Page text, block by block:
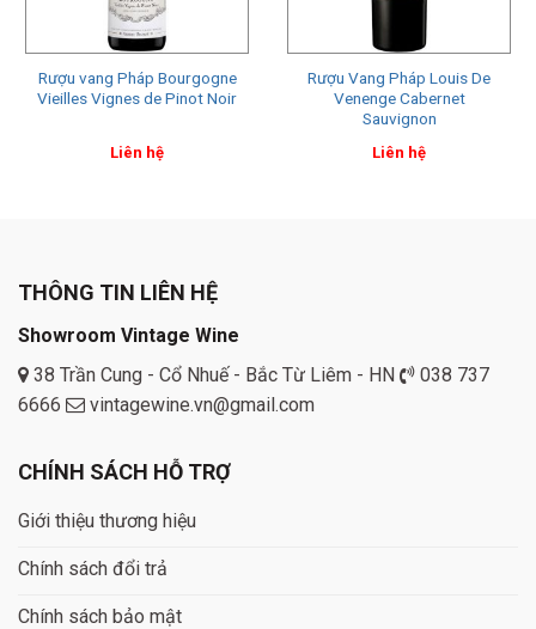
Rượu vang Pháp Bourgogne
Vieilles Vignes de Pinot Noir
Liên hệ
Rượu Vang Pháp Louis De
Venenge Cabernet
Sauvignon
Liên hệ
THÔNG TIN LIÊN HỆ
Showroom Vintage Wine
38 Trần Cung - Cổ Nhuế - Bắc Từ Liêm - HN
038 737
6666
vintagewine.vn@gmail.com
CHÍNH SÁCH HỖ TRỢ
Giới thiệu thương hiệu
Chính sách đổi trả
Chính sách bảo mật